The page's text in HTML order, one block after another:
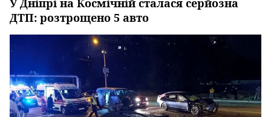
У Дніпрі на Космічній сталася серйозна
ДТП: розтрощено 5 авто